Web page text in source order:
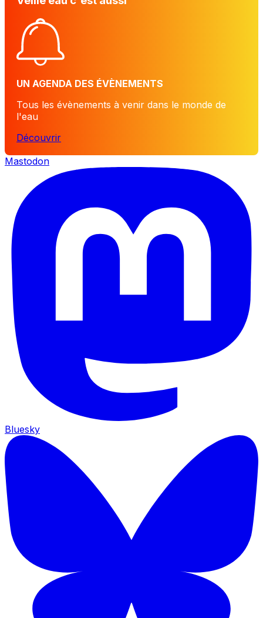
UN AGENDA DES ÉVÈNEMENTS
Tous les évènements à venir dans le monde de
l'eau
Découvrir
Mastodon
Bluesky